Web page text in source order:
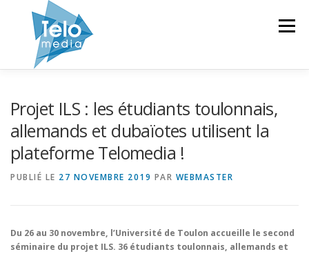
Menu
MISE À DISPOSITION FORMATION
Projet ILS : les étudiants toulonnais,
allemands et dubaïotes utilisent la
plateforme Telomedia !
PUBLIÉ LE 27 NOVEMBRE 2019 PAR WEBMASTER
Du 26 au 30 novembre, l’Université de Toulon accueille le second
séminaire du projet ILS. 36 étudiants toulonnais, allemands et